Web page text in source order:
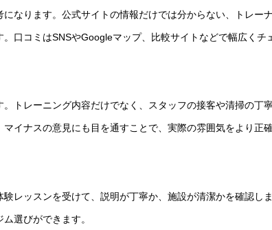
なります。公式サイトの情報だけでは分からない、トレー
口コミはSNSやGoogleマップ、比較サイトなどで幅広くチ
トレーニング内容だけでなく、スタッフの接客や清掃の丁
イナスの意見にも目を通すことで、実際の雰囲気をより正
レッスンを受けて、説明が丁寧か、施設が清潔かを確認し
選びができます。